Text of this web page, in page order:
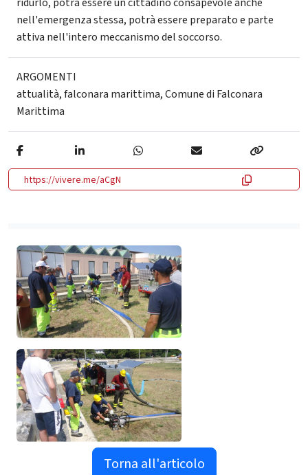
nell'emergenza stessa, potrà essere preparato e parte
attiva nell'intero meccanismo del soccorso.
ARGOMENTI
attualità,falconara marittima,Comune di Falconara
Marittima
https://vivere.me/aCgN
Torna all'articolo